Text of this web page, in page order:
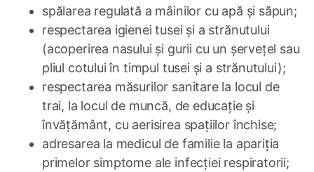
spălarea regulată a mâinilor cu apă și săpun;
respectarea igienei tusei și a strănutului
(acoperirea nasului și gurii cu un șervețel sau
pliul cotului în timpul tusei și a strănutului);
respectarea măsurilor sanitare la locul de
trai, la locul de muncă, de educație și
învățământ, cu aerisirea spațiilor închise;
adresarea la medicul de familie la apariția
primelor simptome ale infecției respiratorii;